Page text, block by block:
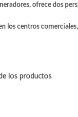
ofrece dos
los centros
los productos